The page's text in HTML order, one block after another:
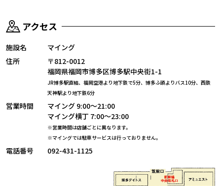
アクセス
施設名
マイング
住所
〒812-0012
福岡県福岡市博多区博多駅中央街1-1
JR博多駅直結、福岡空港より地下鉄で5分、博多ふ頭よりバス10分、 西鉄
天神駅より地下鉄6分
営業時間
マイング 9:00～21:00
マイング横丁 7:00～23:00
※営業時間は店舗ごとに異なります。
※マイングでは駐車サービスは行っておりません。
電話番号 092-431-1125